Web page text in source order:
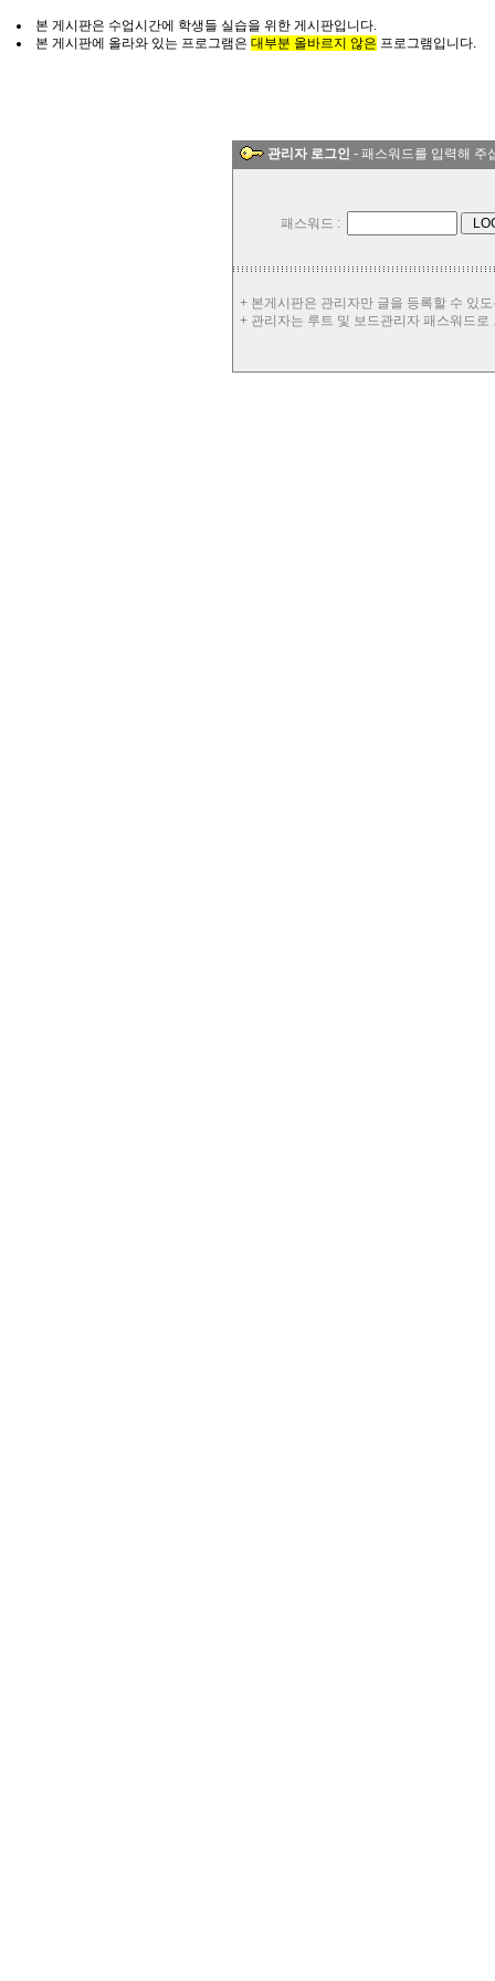
본 게시판은 수업시간에 학생들 실습을 위한 게시판입니다.
본 게시판에 올라와 있는 프로그램은 대부분 올바르지 않은 프로그램입니다.
관리자 로그인 - 패스워드를 입력해 주
패스워드 :
+ 본게시판은 관리자만 글을 등록할 수 있
+ 관리자는 루트 및 보드관리자 패스워드로